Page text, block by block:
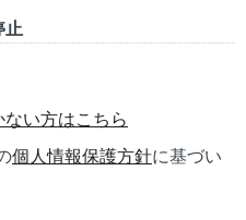
止
い方はこちら
個人情報保護方針に基づい